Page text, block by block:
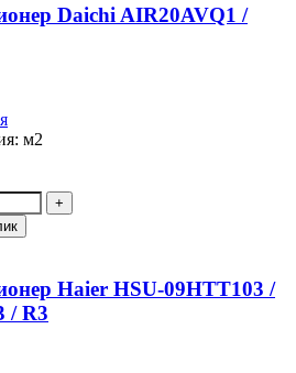
Daichi AIR20AVQ1 /
м2
Haier HSU-09HTT103 /
/ R3